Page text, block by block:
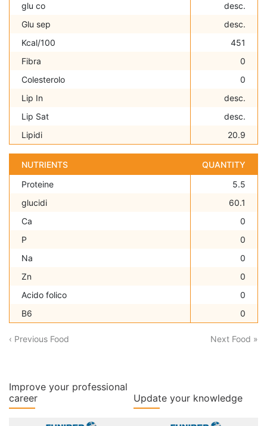
glu co
desc.
Glu sep
desc.
Kcal/100
451
Fibra
0
Colesterolo
0
Lip In
desc.
Lip Sat
desc.
Lipidi
20.9
NUTRIENTS
QUANTITY
Proteine
5.5
glucidi
60.1
Ca
0
P
0
Na
0
Zn
0
Acido folico
0
B6
0
‹ Previous Food Next Food »
Improve your professional
career
Update your knowledge